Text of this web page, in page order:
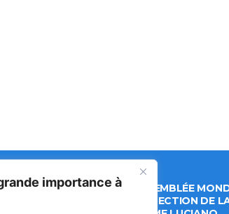
importance à47ᵉ ASSEMBLÉE
LA PROTECTION DE